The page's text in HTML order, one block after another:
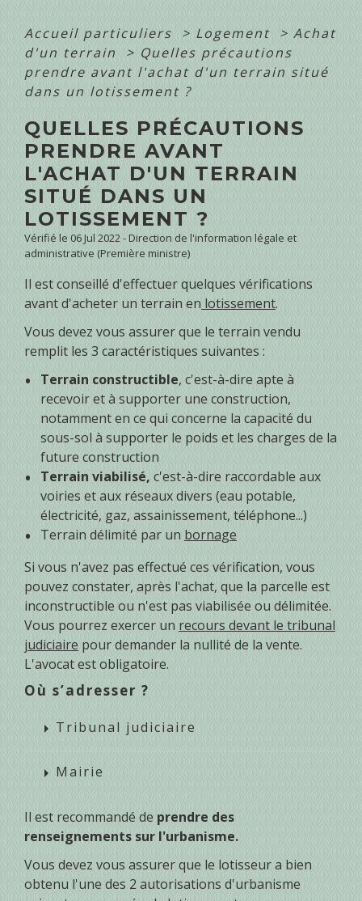
Accueil particuliers > Logement > Achat
d'un terrain
> Quelles précautions
prendre avant l'achat d'un terrain situé
dans un lotissement ?
QUELLES PRÉCAUTIONS
PRENDRE AVANT
L'ACHAT D'UN TERRAIN
SITUÉ DANS UN
LOTISSEMENT ?
Vérifié le 06 Jul 2022 - Direction de l'information légale et
administrative (Première ministre)
Il est conseillé d'effectuer quelques vérifications
avant d'acheter un terrain en lotissement.
Vous devez vous assurer que le terrain vendu
remplit les 3 caractéristiques suivantes :
Terrain constructible, c'est-à-dire apte à
recevoir et à supporter une construction,
notamment en ce qui concerne la capacité du
sous-sol à supporter le poids et les charges de la
future construction
Terrain viabilisé, c'est-à-dire raccordable aux
voiries et aux réseaux divers (eau potable,
électricité, gaz, assainissement, téléphone...)
Terrain délimité par un bornage
Si vous n'avez pas effectué ces vérification, vous
pouvez constater, après l'achat, que la parcelle est
inconstructible ou n'est pas viabilisée ou délimitée.
Vous pourrez exercer un recours devant le tribunal
judiciaire pour demander la nullité de la vente.
L'avocat est obligatoire.
Où s’adresser ?
arrow_right Tribunal judiciaire
arrow_right Mairie
Il est recommandé de prendre des
renseignements sur l'urbanisme.
Vous devez vous assurer que le lotisseur a bien
obtenu l'une des 2 autorisations d'urbanisme